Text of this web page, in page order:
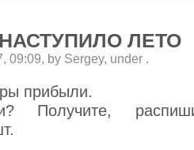
ЛЕТО
09:09, by Sergey, under .
прибыли.
Получите,